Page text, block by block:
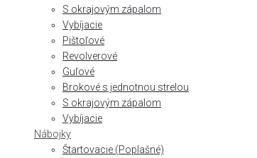
S okrajovým zápalom
Vybíjacie
Pištoľové
Revolverové
Guľové
Brokové s jednotnou strelou
S okrajovým zápalom
Vybíjacie
Nábojky
Štartovacie (Poplašné)